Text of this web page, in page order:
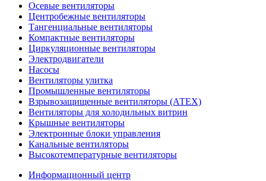
Осевые вентиляторы
Центробежные вентиляторы
Тангенциальные вентиляторы
Компактные вентиляторы
Циркуляционные вентиляторы
Электродвигатели
Насосы
Вентиляторы улитка
Промышленные вентиляторы
Взрывозащищенные вентиляторы (АТЕХ)
Вентиляторы для холодильных витрин
Крышные вентиляторы
Электронные блоки управления
Канальные вентиляторы
Высокотемпературные вентиляторы
Информационный центр